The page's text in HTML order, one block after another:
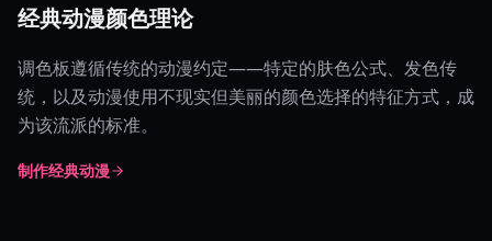
经典动漫颜色理论
调色板遵循传统的动漫约定——特定的肤色公式、发色传
统，以及动漫使用不现实但美丽的颜色选择的特征方式，成
为该流派的标准。
制作经典动漫